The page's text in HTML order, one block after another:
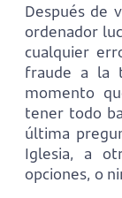
Después de
ordenador
cualquier
fraude a la
momento
tener todo
última
Iglesia, a
opciones, o